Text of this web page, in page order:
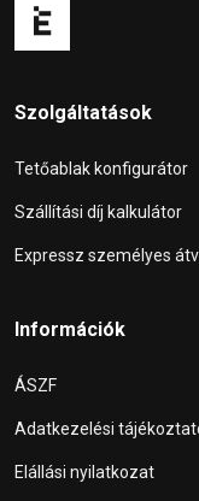
Szolgáltatások
Tetőablak konfigurátor
Szállítási díj kalkulátor
Expressz személyes
Információk
ÁSZF
Adatkezelési
Elállási nyilatkozat